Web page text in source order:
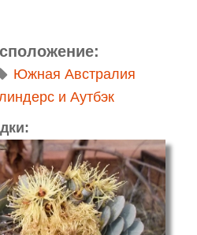
Южная Австралия
и Аутбэк